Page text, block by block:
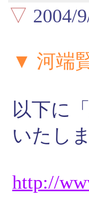
▽ 2004/
▼ 河端
以下に
いたし
http://